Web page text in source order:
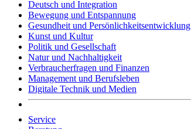
Deutsch und Integration
Bewegung und Entspannung
Gesundheit und Persönlichkeitsentwicklung
Kunst und Kultur
Politik und Gesellschaft
Natur und Nachhaltigkeit
Verbraucherfragen und Finanzen
Management und Berufsleben
Digitale Technik und Medien
Service